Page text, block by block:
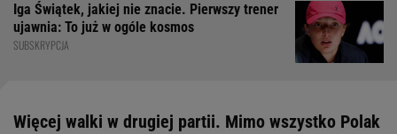
Iga Świątek, jakiej nie znacie. Pierwszy trener
ujawnia: To już w ogóle kosmos
SUBSKRYPCJA
Więcej walki w drugiej partii. Mimo wszystko Polak